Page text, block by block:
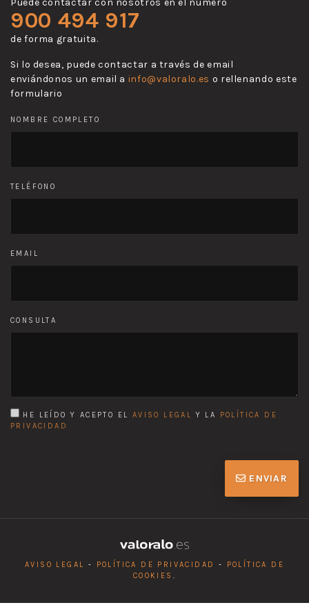
Puede contactar con nosotros en el número
900 494 917
de forma gratuita.
Si lo desea, puede contactar a través de email
enviándonos un email a info@valoralo.es o rellenando este
formulario
NOMBRE COMPLETO
TELÉFONO
EMAIL
CONSULTA
HE LEÍDO Y ACEPTO EL AVISO LEGAL Y LA
POLÍTICA DE
PRIVACIDAD
ENVIAR
AVISO LEGAL - POLÍTICA DE PRIVACIDAD -
POLÍTICA DE
COOKIES .